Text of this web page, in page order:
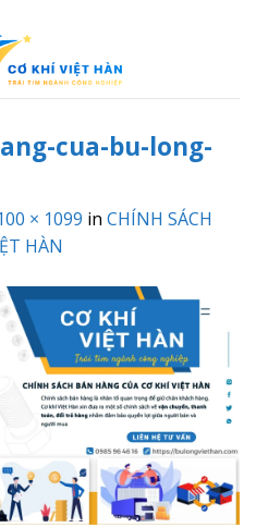
cua-bu-long-
× 1099 in CHÍNH SÁCH
HÀN